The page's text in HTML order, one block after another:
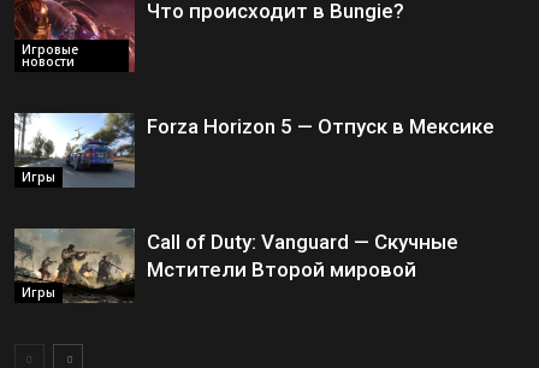
Игровые
новости
Что происходит в Bungie?
Игры
Forza Horizon 5 — Отпуск в Мексике
Игры
Call of Duty: Vanguard — Скучные
Мстители Второй мировой